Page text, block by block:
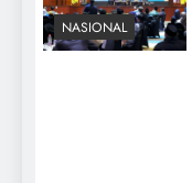
NASIONAL